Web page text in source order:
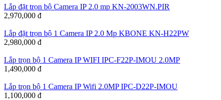
Lắp đặt trọn bộ Camera IP 2.0 mp KN-2003WN.PIR
2,970,000 đ
Lắp đặt trọn bộ 1 Camera IP 2.0 Mp KBONE KN-H22PW
2,980,000 đ
Lắp trọn bộ 1 Camera IP WIFI IPC-F22P-IMOU 2.0MP
1,490,000 đ
Lắp trọn bộ 1 Camera IP Wifi 2.0MP IPC-D22P-IMOU
1,100,000 đ